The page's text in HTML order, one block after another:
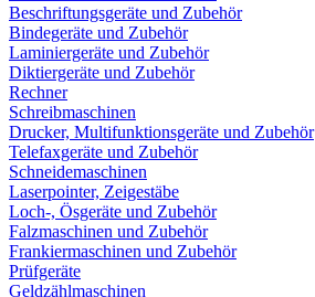
Beschriftungsgeräte und Zubehör
Bindegeräte und Zubehör
Laminiergeräte und Zubehör
Diktiergeräte und Zubehör
Rechner
Schreibmaschinen
Drucker, Multifunktionsgeräte und Zubehör
Telefaxgeräte und Zubehör
Schneidemaschinen
Laserpointer, Zeigestäbe
Loch-, Ösgeräte und Zubehör
Falzmaschinen und Zubehör
Frankiermaschinen und Zubehör
Prüfgeräte
Geldzählmaschinen